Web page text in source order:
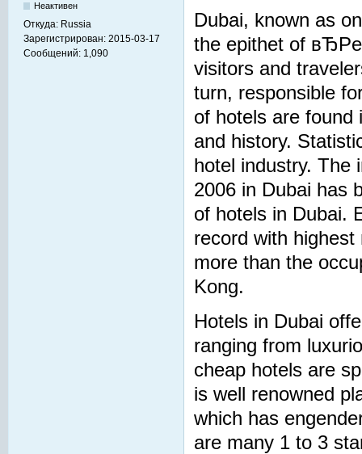
Неактивен
Откуда: Russia
Зарегистрирован: 2015-03-17
Сообщений: 1,090
Dubai, known as
the epithet of
visitors and
turn, responsible
of hotels are found
and history.
hotel industry. The
2006 in Dubai has
of hotels in Dubai.
record with
more than the
Kong.
Hotels in Dubai
ranging from
cheap hotels are
is well renowned
which has
are many 1 to 3